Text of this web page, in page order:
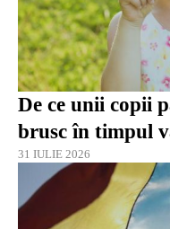
De ce unii copii
brusc în timpul
31 IULIE 2026